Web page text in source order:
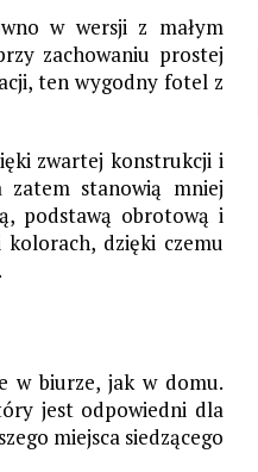
w wersji z małym
zachowaniu prostej
ten wygodny fotel z
zwartej konstrukcji i
zatem stanowią mniej
podstawą obrotową i
dzięki czemu
w biurze, jak w domu.
jest odpowiedni dla
miejsca siedzącego